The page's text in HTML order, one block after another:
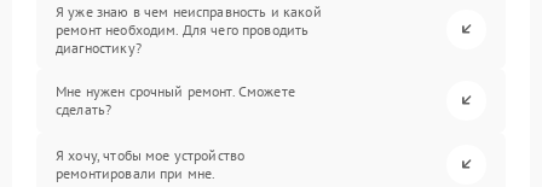
Я уже знаю в чем неисправность и какой
ремонт необходим. Для чего проводить
диагностику?
Мне нужен срочный ремонт. Сможете
сделать?
Я хочу, чтобы мое устройство
ремонтировали при мне.